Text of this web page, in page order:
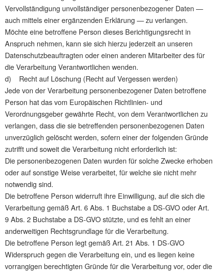
Vervollständigung unvollständiger personenbezogener Daten —
auch mittels einer ergänzenden Erklärung — zu verlangen.
Möchte eine betroffene Person dieses Berichtigungsrecht in
Anspruch nehmen, kann sie sich hierzu jederzeit an unseren
Datenschutzbeauftragten oder einen anderen Mitarbeiter des für
die Verarbeitung Verantwortlichen wenden.
d) Recht auf Löschung (Recht auf Vergessen werden)
Jede von der Verarbeitung personenbezogener Daten betroffene
Person hat das vom Europäischen Richtlinien- und
Verordnungsgeber gewährte Recht, von dem Verantwortlichen zu
verlangen, dass die sie betreffenden personenbezogenen Daten
unverzüglich gelöscht werden, sofern einer der folgenden Gründe
zutrifft und soweit die Verarbeitung nicht erforderlich ist:
Die personenbezogenen Daten wurden für solche Zwecke erhoben
oder auf sonstige Weise verarbeitet, für welche sie nicht mehr
notwendig sind.
Die betroffene Person widerruft ihre Einwilligung, auf die sich die
Verarbeitung gemäß Art. 6 Abs. 1 Buchstabe a DS-GVO oder Art.
9 Abs. 2 Buchstabe a DS-GVO stützte, und es fehlt an einer
anderweitigen Rechtsgrundlage für die Verarbeitung.
Die betroffene Person legt gemäß Art. 21 Abs. 1 DS-GVO
Widerspruch gegen die Verarbeitung ein, und es liegen keine
vorrangigen berechtigten Gründe für die Verarbeitung vor, oder die